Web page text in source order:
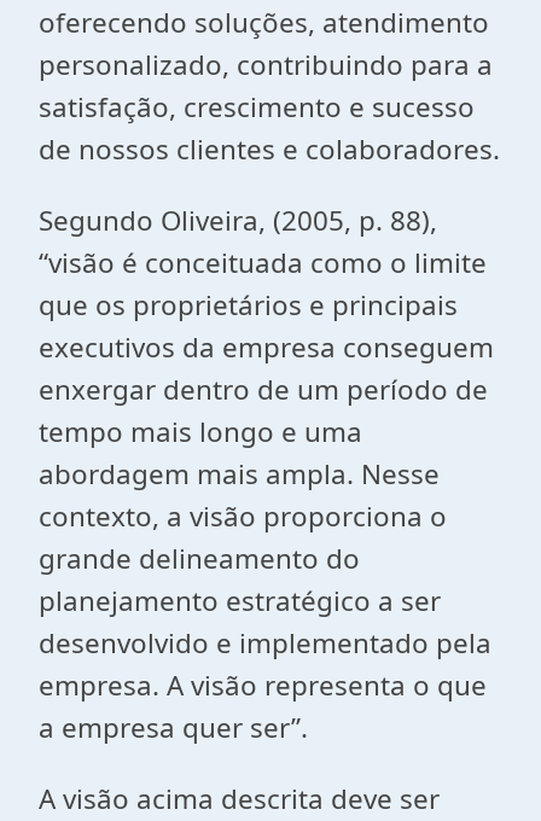
oferecendo soluções, atendimento
personalizado, contribuindo para a
satisfação, crescimento e sucesso
de nossos clientes e colaboradores.
Segundo Oliveira, (2005, p. 88),
“visão é conceituada como o limite
que os proprietários e principais
executivos da empresa conseguem
enxergar dentro de um período de
tempo mais longo e uma
abordagem mais ampla. Nesse
contexto, a visão proporciona o
grande delineamento do
planejamento estratégico a ser
desenvolvido e implementado pela
empresa. A visão representa o que
a empresa quer ser”.
A visão acima descrita deve ser